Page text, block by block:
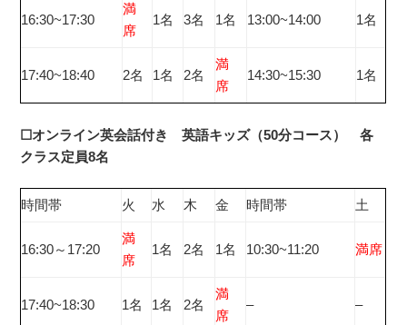
16:30~17:30
満
席
1名 3名 1名 13:00~14:00 1名
17:40~18:40 2名 1名 2名
満
席
14:30~15:30 1名
☐オンライン英会話付き 英語キッズ（50分コース） 各
クラス定員8名
時間帯 火 水 木 金 時間帯 土
16:30～17:20
満
席
1名 2名 1名 10:30~11:20 満席
17:40~18:30 1名 1名 2名
満
席
– –